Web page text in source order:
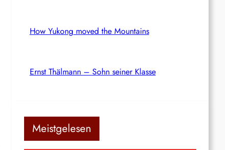
How Yukong moved the Mountains
Ernst Thälmann – Sohn seiner Klasse
Meistgelesen